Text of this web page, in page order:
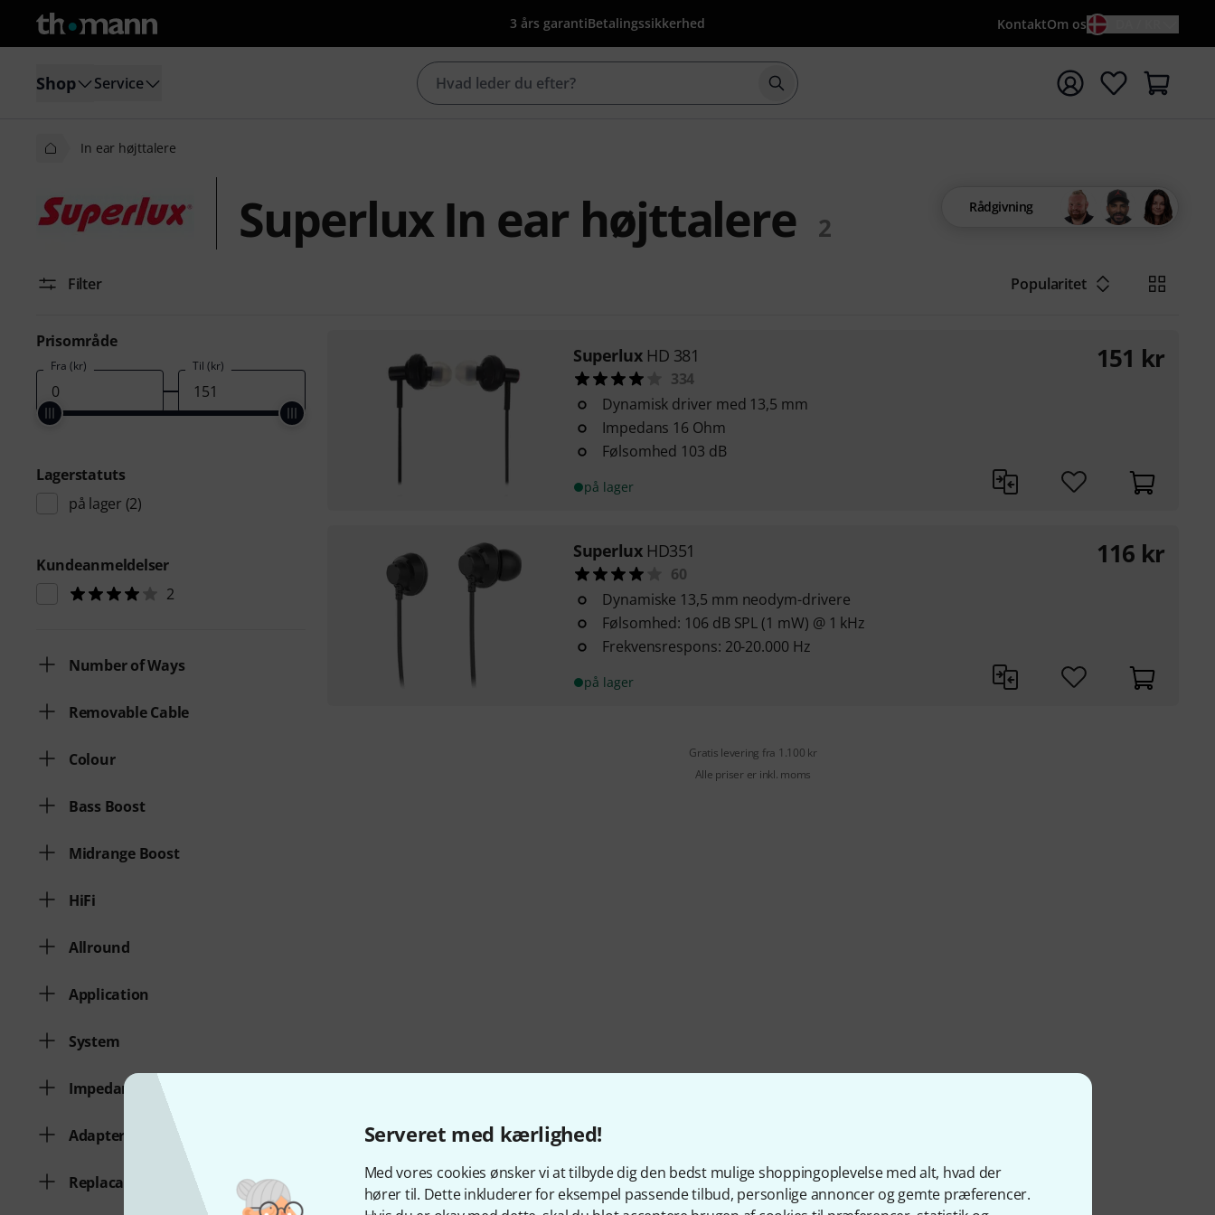
Serveret med kærlighed!
Med vores cookies ønsker vi at tilbyde dig den bedst mulige shoppingoplevelse med alt, hvad der
hører til. Dette inkluderer for eksempel passende tilbud, personlige annoncer og gemte præferencer.
3 års garantiBetalingssikkerhed KontaktOm os
Shop Service Start søgning med søgeord {searchTerm}
In ear højttalere
Superlux In ear højttalere 2
Rådgivning
Filter Popularitet
Prisområde
Fra (kr) Til (kr)
Lagerstatuts
på lager (2)
Kundeanmeldelser
2
Number of Ways
Removable Cable
Colour
Bass Boost
Midrange Boost
HiFi
Allround
Application
System
Impedance
Adapter
Replacable Cable
Superlux HD 381
334
Dynamisk driver med 13,5 mm
Impedans 16 Ohm
Følsomhed 103 dB
på lager
151 kr
Superlux HD351
60
Dynamiske 13,5 mm neodym-drivere
Følsomhed: 106 dB SPL (1 mW) @ 1 kHz
Frekvensrespons: 20-20.000 Hz
på lager
116 kr
Gratis levering fra 1.100 kr
Alle priser er inkl. moms